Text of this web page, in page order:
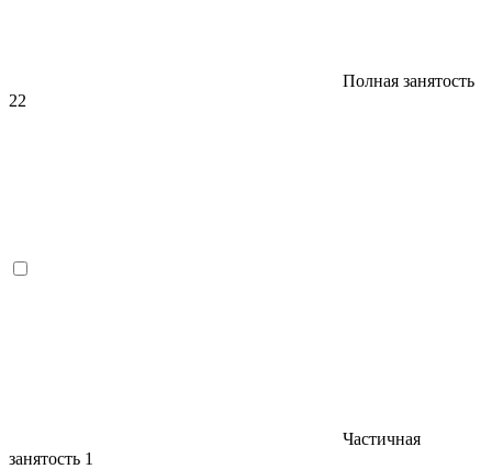
Полная занятость
22
Частичная
занятость 1